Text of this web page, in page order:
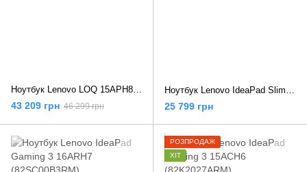
43 209 грн 46 299 грн 25 799 грн
РОЗПРОДАЖ
ХІТ